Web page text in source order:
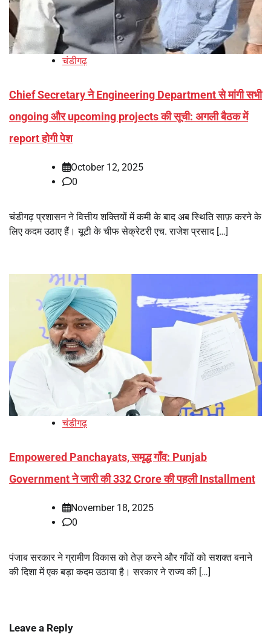
चंडीगढ़
Chief Secretary ने Engineering Department से मांगी सभी
ongoing और upcoming projects की सूची: अगली बैठक में
report होगी पेश
October 12, 2025
0
चंडीगढ़ प्रशासन ने वित्तीय शक्तियों में कमी के बाद अब स्थिति साफ़ करने के
लिए कदम उठाए हैं। यूटी के चीफ सेक्रेटरी एच. राजेश प्रसाद […]
चंडीगढ़
Empowered Panchayats, समृद्ध गाँव: Punjab
Government ने जारी की 332 Crore की पहली Installment
November 18, 2025
0
पंजाब सरकार ने ग्रामीण विकास को तेज़ करने और गाँवों को सशक्त बनाने
की दिशा में एक बड़ा कदम उठाया है। सरकार ने राज्य की […]
Leave a Reply